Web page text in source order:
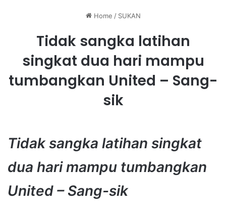
Home / SUKAN
Tidak sangka latihan
singkat dua hari mampu
tumbangkan United – Sang-
sik
Tidak sangka latihan singkat
dua hari mampu tumbangkan
United – Sang-sik